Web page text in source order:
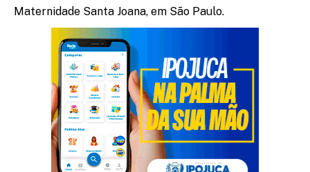
Maternidade Santa Joana, em São Paulo.